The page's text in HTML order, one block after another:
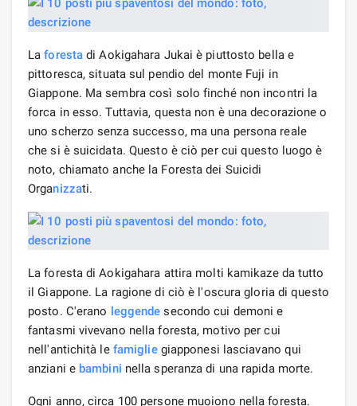
Laforesta di Aokigahara Jukai è piuttosto bella e
pittoresca, situata sul pendio del monte Fuji in
Giappone. Ma sembra così solo finché non incontri la
forca in esso. Tuttavia, questa non è una decorazione o
uno scherzo senza successo, ma una persona reale
che si è suicidata. Questo è ciò per cui questo luogo è
noto, chiamato anche la Foresta dei Suicidi
Organizzati.
La foresta di Aokigahara attira molti kamikaze da tutto
il Giappone. La ragione di ciò è l'oscura gloria di questo
posto. C'erano leggende secondo cui demoni e
fantasmi vivevano nella foresta, motivo per cui
nell'antichità le famigliegiapponesi lasciavano qui
anziani e bambini nella speranza di una rapida morte.
Ogni anno, circa 100 persone muoiono nella foresta.